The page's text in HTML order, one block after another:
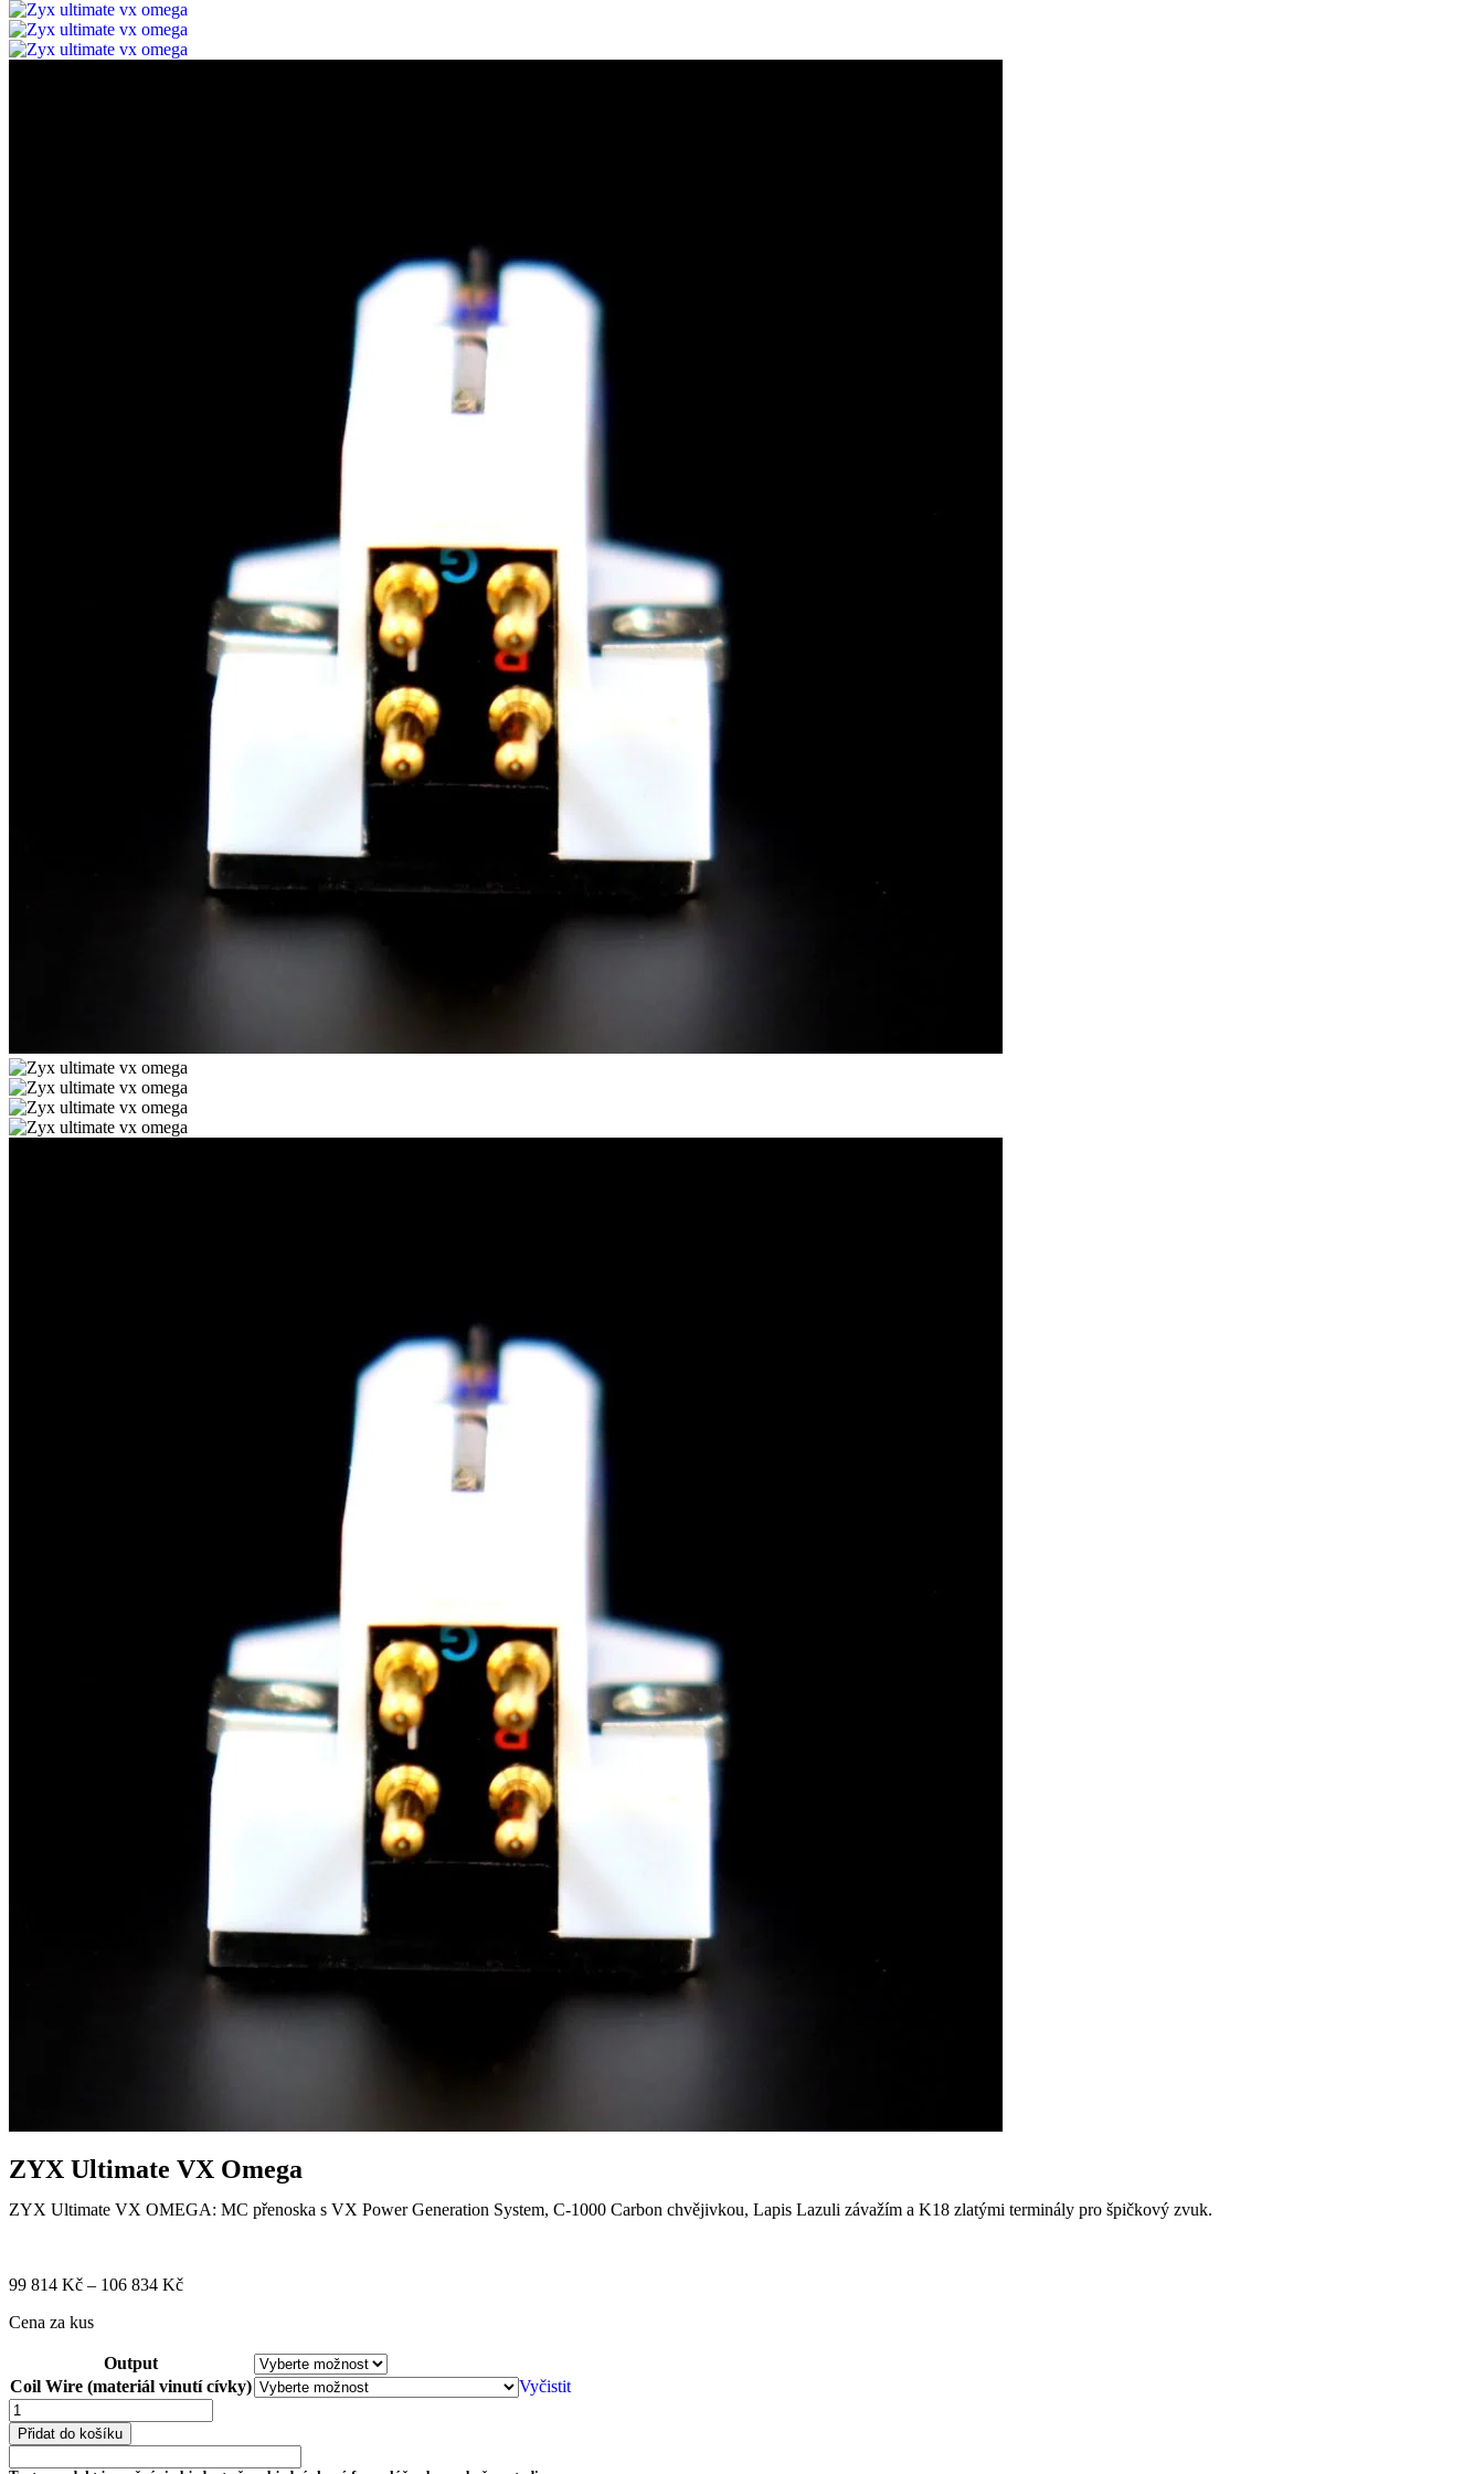
ZYX Ultimate VX Omega
ZYX Ultimate VX OMEGA: MC přenoska s VX Power Generation System, C-1000 Carbon chvějivkou, Lapis Lazuli závažím a K18 zlatými terminály pro špičkový zvuk.
99 814 Kč – 106 834 Kč
Cena za kus
Output
Coil Wire (materiál vinutí cívky)
Vyčistit
Přidat do košíku